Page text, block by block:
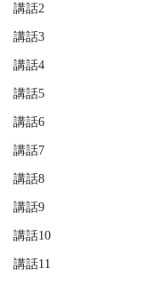
講話2
講話3
講話4
講話5
講話6
講話7
講話8
講話9
講話10
講話11